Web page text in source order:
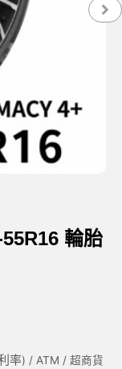
輪胎
率) / ATM / 超商貨